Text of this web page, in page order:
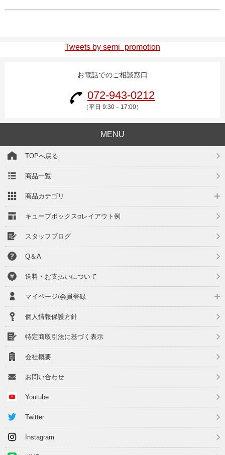
Tweets by semi_promotion
お電話でのご相談窓口
072-943-0212
（平日 9:30－17:00）
MENU
TOPへ戻る
商品一覧
商品カテゴリ
キューブボックスαレイアウト例
スタッフブログ
Q＆A
送料・お支払いについて
マイページ/会員登録
個人情報保護方針
特定商取引法に基づく表示
会社概要
お問い合わせ
Youtube
Twitter
Instagram